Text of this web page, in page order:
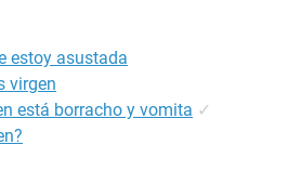
estoy asustada
virgen
está borracho y vomita ✓